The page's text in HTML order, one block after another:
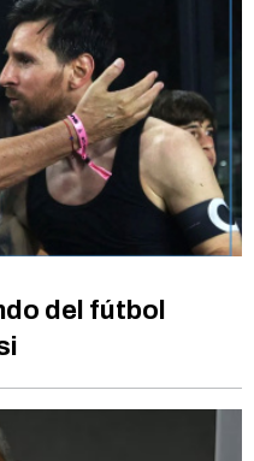
del fútbol